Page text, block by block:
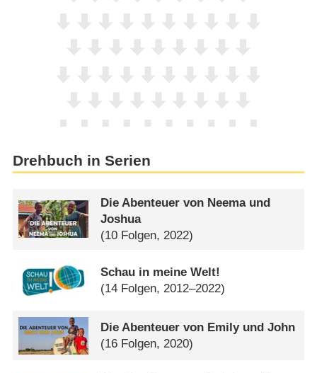
Drehbuch in Serien
Die Abenteuer von Neema und
Joshua
(10 Folgen, 2022)
Schau in meine Welt!
(14 Folgen, 2012–2022)
Die Abenteuer von Emily und John
(16 Folgen, 2020)